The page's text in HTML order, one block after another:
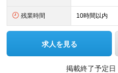
残業時間 10時間以内
求人を見る
掲載終了予定日